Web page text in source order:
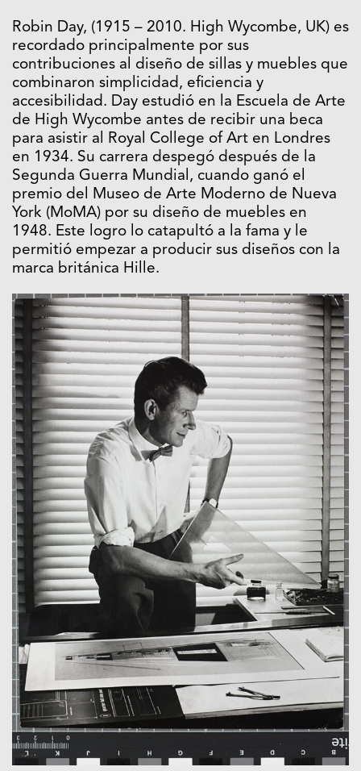
Robin Day, (1915 – 2010. High Wycombe, UK) es
recordado principalmente por sus
contribuciones al diseño de sillas y muebles que
combinaron simplicidad, eficiencia y
accesibilidad. Day estudió en la Escuela de Arte
de High Wycombe antes de recibir una beca
para asistir al Royal College of Art en Londres
en 1934. Su carrera despegó después de la
Segunda Guerra Mundial, cuando ganó el
premio del Museo de Arte Moderno de Nueva
York (MoMA) por su diseño de muebles en
1948. Este logro lo catapultó a la fama y le
permitió empezar a producir sus diseños con la
marca británica Hille.